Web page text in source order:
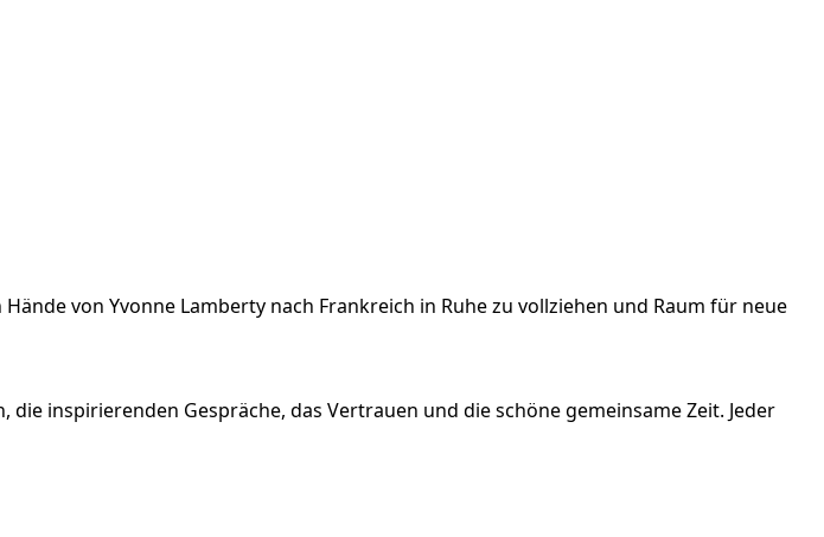
von Yvonne Lamberty nach Frankreich in Ruhe zu vollziehen und Raum für neue
inspirierenden Gespräche, das Vertrauen und die schöne gemeinsame Zeit. Jeder